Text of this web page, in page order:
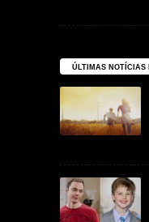
ÚLTIMAS NOTÍCIAS